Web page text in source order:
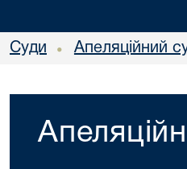
Суди • Апеляційний